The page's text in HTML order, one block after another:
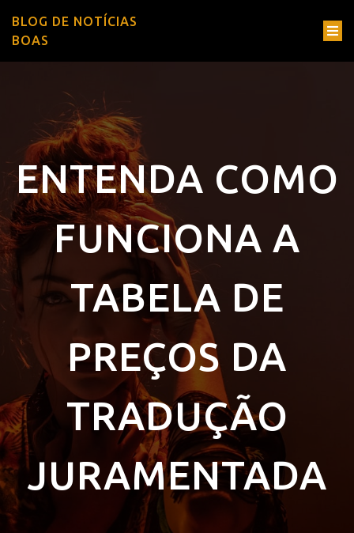
BLOG DE NOTÍCIAS
BOAS
ENTENDA COMO
FUNCIONA A
TABELA DE
PREÇOS DA
TRADUÇÃO
JURAMENTADA